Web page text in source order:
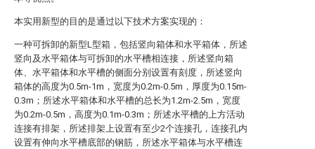
本实用新型的目的是通过以下技术方案实现的：
一种可拆卸的新型L型箱，包括竖向箱体和水平箱体，所述
竖向及水平箱体与可拆卸的水平槽相连接，所述竖向箱
体、水平箱体和水平槽的侧面分别设置有刻度，所述竖向
箱体的高度为0.5m-1m，宽度为0.2m-0.5m，厚度为0.15m-
0.3m；所述水平箱体和水平槽的总长为1.2m-2.5m，宽度
为0.2m-0.5m，高度为0.1m-0.3m；所述水平槽的上方活动
连接有排架，所述排架上设置有至少2个连接孔，连接孔内
设置有伸向水平槽底部的钢筋，所述水平箱体与水平槽连